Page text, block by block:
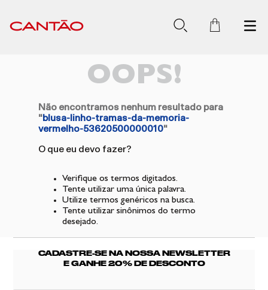
OOPS!
Não encontramos nenhum resultado para
"blusa-linho-tramas-da-memoria-
vermelho-53620500000010"
O que eu devo fazer?
Verifique os termos digitados.
Tente utilizar uma única palavra.
Utilize termos genéricos na busca.
Tente utilizar sinônimos do termo
desejado.
CADASTRE-SE NA NOSSA NEWSLETTER
E GANHE 20% DE DESCONTO